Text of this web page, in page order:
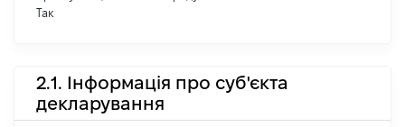
Так
2.1. Інформація про суб'єкта
декларування